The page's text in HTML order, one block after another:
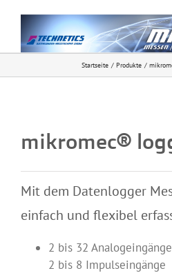
Inhalt
springen
Startseite Produkte
mikromec®
Mit dem Datenlogger
einfach und flexibel
2 bis 32 Analogeingänge
2 bis 8 Impulseingänge